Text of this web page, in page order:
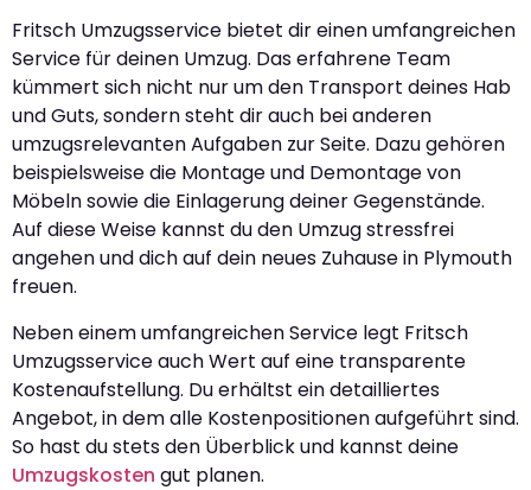
Fritsch Umzugsservice bietet dir einen umfangreichen
Service für deinen Umzug. Das erfahrene Team
kümmert sich nicht nur um den Transport deines Hab
und Guts, sondern steht dir auch bei anderen
umzugsrelevanten Aufgaben zur Seite. Dazu gehören
beispielsweise die Montage und Demontage von
Möbeln sowie die Einlagerung deiner Gegenstände.
Auf diese Weise kannst du den Umzug stressfrei
angehen und dich auf dein neues Zuhause in Plymouth
freuen.
Neben einem umfangreichen Service legt Fritsch
Umzugsservice auch Wert auf eine transparente
Kostenaufstellung. Du erhältst ein detailliertes
Angebot, in dem alle Kostenpositionen aufgeführt sind.
So hast du stets den Überblick und kannst deine
Umzugskosten gut planen.